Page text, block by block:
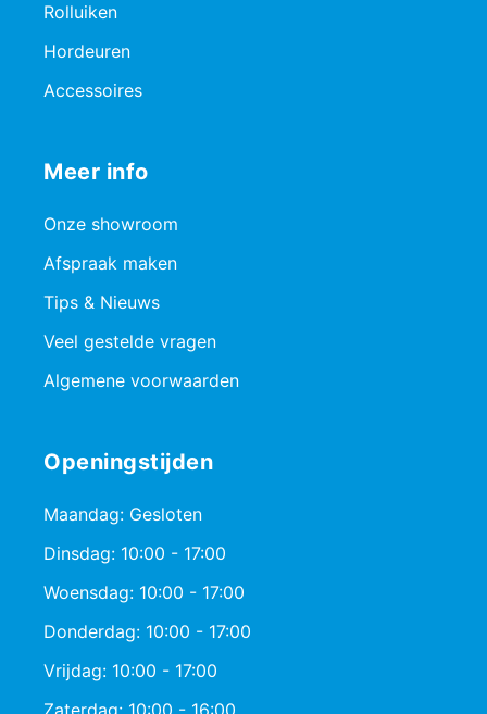
Rolluiken
Hordeuren
Accessoires
Meer info
Onze showroom
Afspraak maken
Tips & Nieuws
Veel gestelde vragen
Algemene voorwaarden
Openingstijden
Maandag: Gesloten
Dinsdag: 10:00 - 17:00
Woensdag: 10:00 - 17:00
Donderdag: 10:00 - 17:00
Vrijdag: 10:00 - 17:00